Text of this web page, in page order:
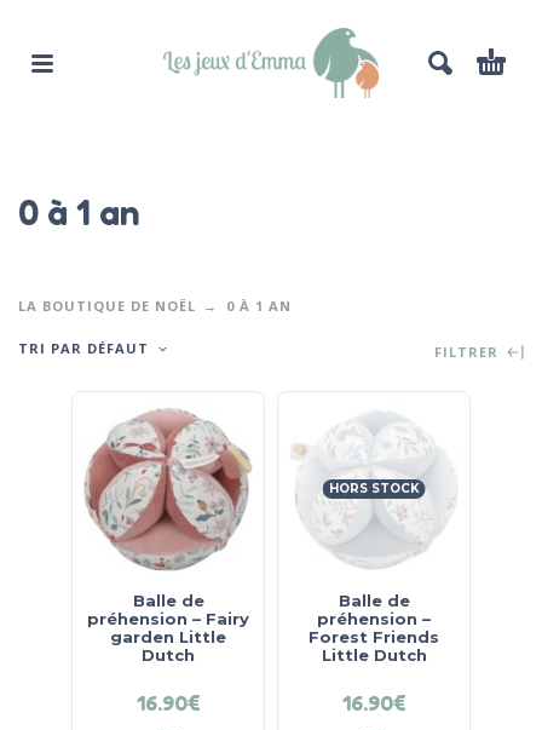
0 à 1 an
LA BOUTIQUE DE NOËL 0 À 1 AN
TRI PAR DÉFAUT FILTRER
Balle de
préhension – Fairy
garden Little
Dutch
16.90€
HORS STOCK
Balle de
préhension –
Forest Friends
Little Dutch
16.90€